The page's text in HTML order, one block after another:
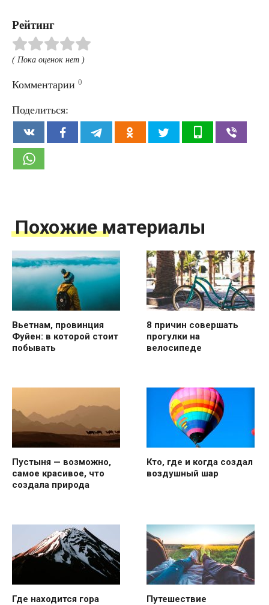
Рейтинг
( Пока оценок нет )
Комментарии 0
Поделиться:
Похожие материалы
Вьетнам, провинция
Фуйен: в которой стоит
побывать
8 причин совершать
прогулки на
велосипеде
Пустыня — возможно,
самое красивое, что
создала природа
Кто, где и когда создал
воздушный шар
Где находится гора Путешествие